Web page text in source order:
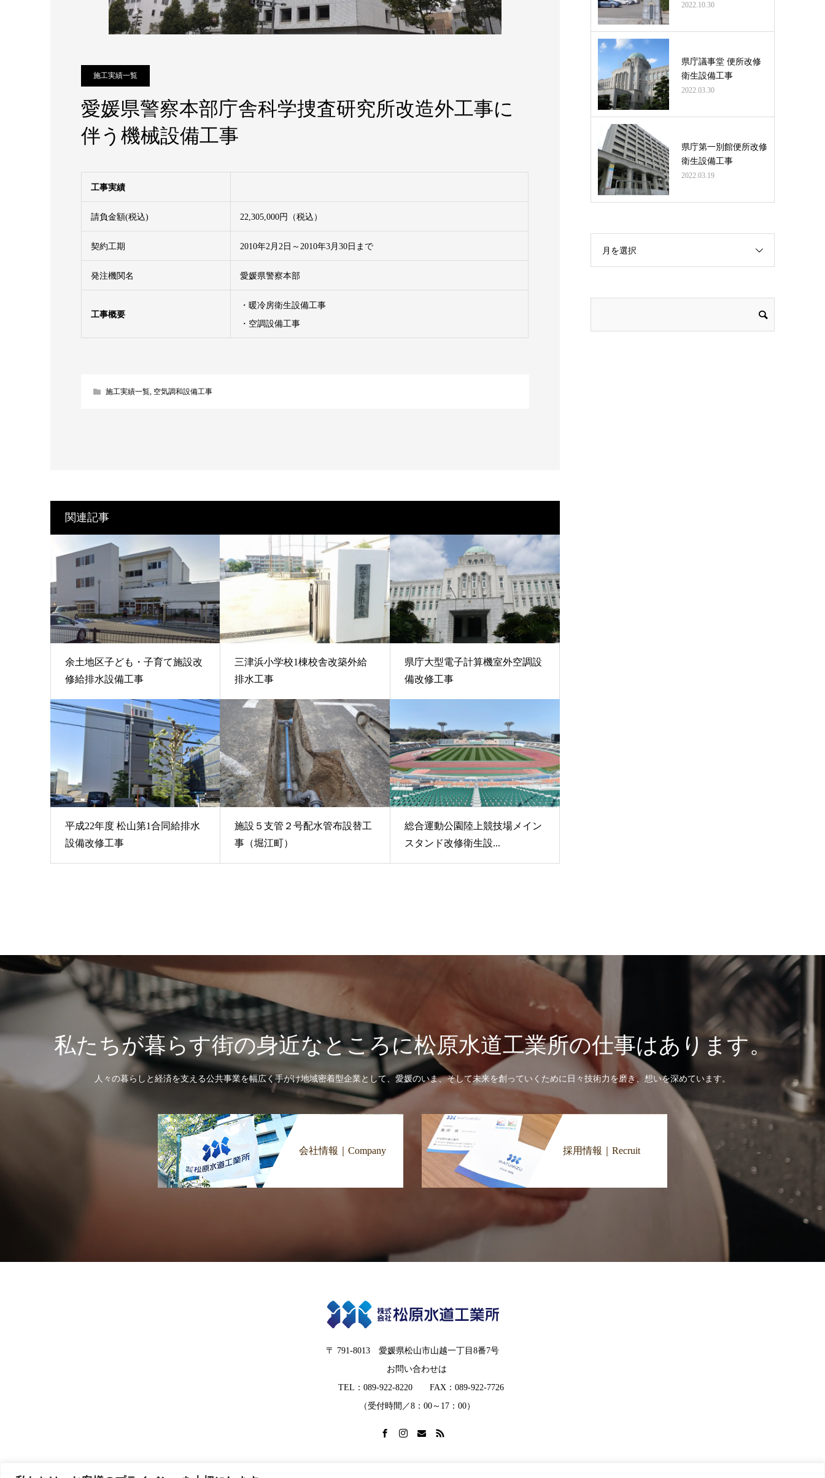
施工実績一覧
愛媛県警察本部庁舎科学捜査研究所改造外工事に
伴う機械設備工事
工事実績
請負金額(税込) 22,305,000円（税込）
契約工期 2010年2月2日～2010年3月30日まで
発注機関名 愛媛県警察本部
工事概要
・暖冷房衛生設備工事
・空調設備工事
施工実績一覧, 空気調和設備工事
関連記事
余土地区子ども・子育て施設改
修給排水設備工事
三津浜小学校1棟校舎改築外給
排水工事
県庁大型電子計算機室外空調設
備改修工事
平成22年度 松山第1合同給排水
設備改修工事
施設５支管２号配水管布設替工
事（堀江町）
総合運動公園陸上競技場メイン
スタンド改修衛生設...
2022.10.30
県庁議事堂 便所改修
衛生設備工事
2022.03.30
県庁第一別館便所改修
衛生設備工事
2022.03.19
月を選択
私たちが暮らす街の身近なところに松原水道工業所の仕事はあります。
人々の暮らしと経済を支える公共事業を幅広く手がけ地域密着型企業として、愛媛のいま、そして未来を創っていくために日々技術力を磨き、想いを深めています。
会社情報｜Company 採用情報｜Recruit
〒 791-8013 愛媛県松山市山越一丁目8番7号
お問い合わせは
TEL：089-922-8220 FAX：089-922-7726
（受付時間／8：00～17：00）